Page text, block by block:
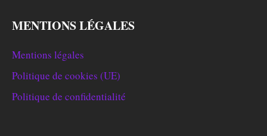
MENTIONS LÉGALES
Mentions légales
Politique de cookies (UE)
Politique de confidentialité